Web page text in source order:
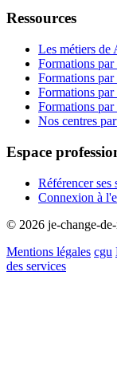
Ressources
Les métiers de
Formations par
Formations par
Formations par
Formations
Nos centres
Espace
Référencer ses
Connexion à
© 2026 je-change-
Mentions légales cgu
des services